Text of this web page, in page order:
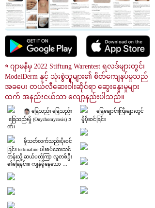
☆ ဂျာမနီမှ 2022 Stiftung Warentest ရလဒ်များတွင်၊
ModelDerm နှင့် သုံးစွဲသူများ၏ စိတ်ကျေနပ်မှုသည်
အခပေး တယ်လီဆေးဝါးဆိုင်ရာ ဆွေးနွေးမှုများ
ထက် အနည်းငယ်သာ လျော့နည်းပါသည်။
ခြေသည်း ခြေသည်း
ခြေသည်းမှို (Onychomycosis) ဒ
ဏ်၊
မှိုသတ်လက်သည်းပိုးဝင်
ခြင်း terbinafine ပါးစပ်ဆေးသင်
တန်းသို့ ဆယ်ပတ်ကြာ လူတစ်ဦး
၏ခြေနင်း။ ကျန်ရှိနေသော ရော
နောက်ကွယ်တွင် ကျန်းမာသော
တိပြုပါ။
ခြေချောင်းကြီးများတွင်
မှိုပိုးဝင်ခြင်း